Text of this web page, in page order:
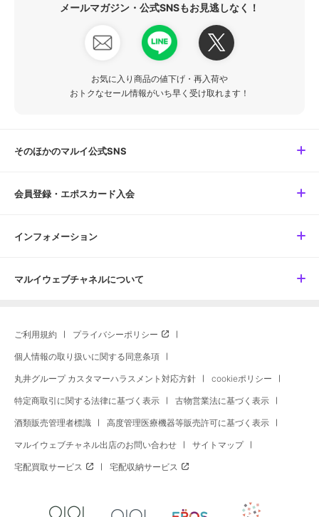
メールマガジン・公式SNSもお見逃しなく！
お気に入り商品の値下げ・再入荷や
おトクなセール情報がいち早く受け取れます！
そのほかのマルイ公式SNS
会員登録・エポスカード入会
インフォメーション
マルイウェブチャネルについて
ご利用規約 プライバシーポリシー
個人情報の取り扱いに関する同意条項
丸井グループ カスタマーハラスメント対応方針 cookieポリシー
特定商取引に関する法律に基づく表示 古物営業法に基づく表示
酒類販売管理者標識 高度管理医療機器等販売許可に基づく表示
マルイウェブチャネル出店のお問い合わせ サイトマップ
宅配買取サービス 宅配収納サービス